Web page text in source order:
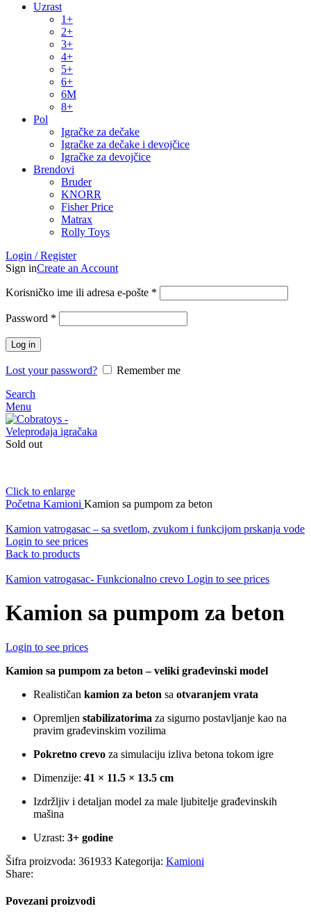
Uzrast
1+
2+
3+
4+
5+
6+
6M
8+
Pol
Igračke za dečake
Igračke za dečake i devojčice
Igračke za devojčice
Brendovi
Bruder
KNORR
Fisher Price
Matrax
Rolly Toys
Login / Register
Sign inCreate an Account
Korisničko ime ili adresa e-pošte *
Password *
Log in
Lost your password?
Remember me
Search
Menu
Sold out
Click to enlarge
Početna Kamioni Kamion sa pumpom za beton
Kamion vatrogasac – sa svetlom, zvukom i funkcijom prskanja vode
Login to see prices
Back to products
Kamion vatrogasac- Funkcionalno crevo Login to see prices
Kamion sa pumpom za beton
Login to see prices
Kamion sa pumpom za beton – veliki građevinski model
Realističan kamion za beton sa otvaranjem vrata
Opremljen stabilizatorima za sigurno postavljanje kao na
pravim građevinskim vozilima
Pokretno crevo za simulaciju izliva betona tokom igre
Dimenzije: 41 × 11.5 × 13.5 cm
Izdržljiv i detaljan model za male ljubitelje građevinskih
mašina
Uzrast: 3+ godine
Šifra proizvoda: 361933 Kategorija: Kamioni
Share:
Povezani proizvodi